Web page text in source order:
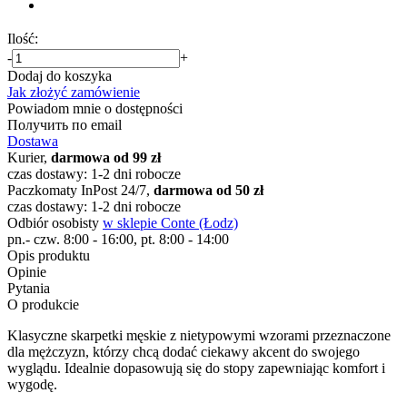
Ilość:
-
+
Dodaj do koszyka
Jak złożyć zamówienie
Powiadom mnie o dostępności
Получить по email
Dostawa
Kurier, darmowa od 99 zł
czas dostawy: 1-2 dni robocze
Paczkomaty InPost 24/7, darmowa od 50 zł
czas dostawy: 1-2 dni robocze
Odbiór osobisty w sklepie Conte (Łodz)
pn.- czw. 8:00 - 16:00, pt. 8:00 - 14:00
Opis produktu
Opinie
Pytania
O produkcie
Klasyczne skarpetki męskie z nietypowymi wzorami przeznaczone
dla mężczyzn, którzy chcą dodać ciekawy akcent do swojego
wyglądu. Idealnie dopasowują się do stopy zapewniając komfort i
wygodę.